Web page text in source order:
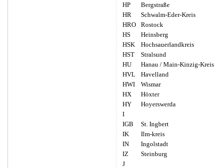
HP
Bergstraße
HR
Schwalm-Eder-Kreis
HRO
Rostock
HS
Heinsberg
HSK
Hochsauerlandkreis
HST
Stralsund
HU
Hanau / Main-Kinzig-Kreis
HVL
Havelland
HWI
Wismar
HX
Höxter
HY
Hoyerswerda
I
IGB
St. Ingbert
IK
Ilm-kreis
IN
Ingolstadt
IZ
Steinburg
J